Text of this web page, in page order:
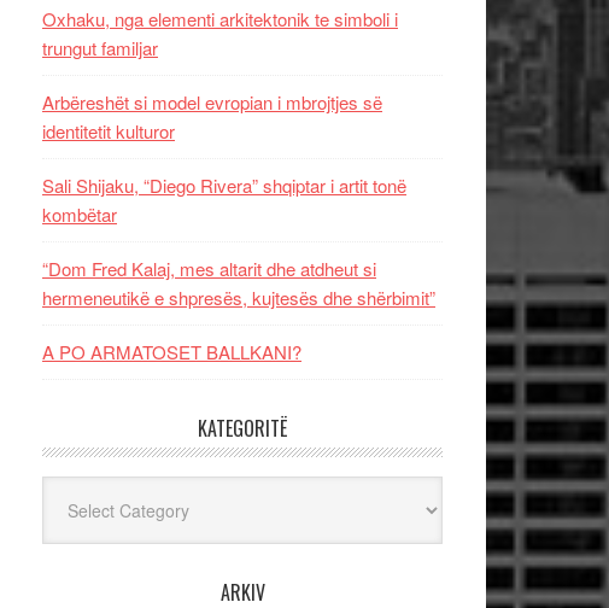
Oxhaku, nga elementi arkitektonik te simboli i
trungut familjar
Arbëreshët si model evropian i mbrojtjes së
identitetit kulturor
Sali Shijaku, “Diego Rivera” shqiptar i artit tonë
kombëtar
“Dom Fred Kalaj, mes altarit dhe atdheut si
hermeneutikë e shpresës, kujtesës dhe shërbimit”
A PO ARMATOSET BALLKANI?
KATEGORITË
ARKIV